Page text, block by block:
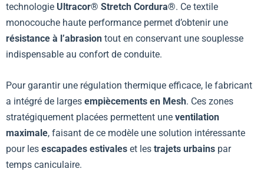
technologie Ultracor® Stretch Cordura®. Ce textile
monocouche haute performance permet d’obtenir une
résistance à l’abrasion tout en conservant une souplesse
indispensable au confort de conduite.
Pour garantir une régulation thermique efficace, le fabricant
a intégré de larges empiècements en Mesh. Ces zones
stratégiquement placées permettent une ventilation
maximale, faisant de ce modèle une solution intéressante
pour les escapades estivales et les trajets urbains par
temps caniculaire.